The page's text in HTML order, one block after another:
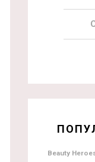
Dr. Barbara Sturm Advent
Beauty